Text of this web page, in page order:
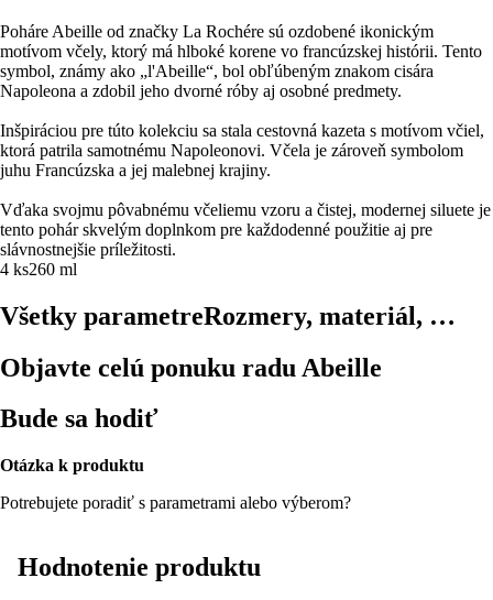
Poháre Abeille od značky La Rochére sú ozdobené ikonickým
motívom včely, ktorý má hlboké korene vo francúzskej histórii. Tento
symbol, známy ako „l'Abeille“, bol obľúbeným znakom cisára
Napoleona a zdobil jeho dvorné róby aj osobné predmety.
Inšpiráciou pre túto kolekciu sa stala cestovná kazeta s motívom včiel,
ktorá patrila samotnému Napoleonovi. Včela je zároveň symbolom
juhu Francúzska a jej malebnej krajiny.
Vďaka svojmu pôvabnému včeliemu vzoru a čistej, modernej siluete je
tento pohár skvelým doplnkom pre každodenné použitie aj pre
slávnostnejšie príležitosti.
4 ks260 ml
Všetky parametreRozmery, materiál, …
Objavte celú ponuku radu Abeille
Bude sa hodiť
Otázka k produktu
Potrebujete poradiť s parametrami alebo výberom?
Hodnotenie produktu